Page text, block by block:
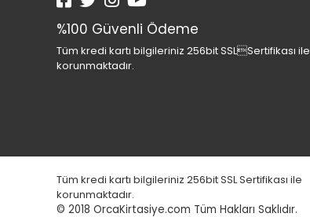
%100 Güvenli Ödeme
Tüm kredi kartı bilgileriniz 256bit SSLSertifikası ile
korunmaktadır.
Tüm kredi kartı bilgileriniz 256bit SSL Sertifikası ile
korunmaktadır.
© 2018 OrcaKirtasiye.com Tüm Hakları Saklıdır.